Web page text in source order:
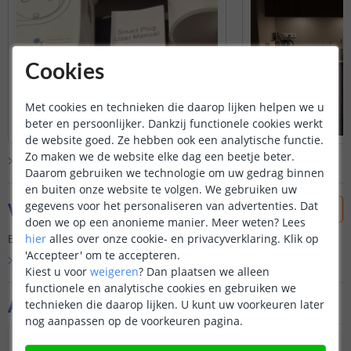
Aanvullende producten
Bekijk alleklantfoto’s
Vraag & antwoord
Er is nog geen vraag gesteld over dit product.
Bekijk alle Vraag & antwoord
Cookies
Met cookies en technieken die daarop lijken helpen we u
beter en persoonlijker. Dankzij functionele cookies werkt
de website goed. Ze hebben ook een analytische functie.
Zo maken we de website elke dag een beetje beter.
Daarom gebruiken we technologie om uw gedrag binnen
en buiten onze website te volgen. We gebruiken uw
gegevens voor het personaliseren van advertenties. Dat
doen we op een anonieme manier. Meer weten? Lees
hier alles over onze cookie- en privacyverklaring. Klik op
'Accepteer' om te accepteren.
Kiest u voor weigeren? Dan plaatsen we alleen
functionele en analytische cookies en gebruiken we
technieken die daarop lijken. U kunt uw voorkeuren later
nog aanpassen op de voorkeuren pagina.